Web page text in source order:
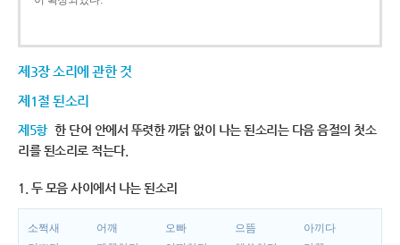
제3장 소리에 관한 것
제1절 된소리
제5항 한 단어 안에서 뚜렷한 까닭 없이 나는 된소리는 다음 음절의 첫소
리를 된소리로 적는다.
1. 두 모음 사이에서 나는 된소리
소쩍새 어깨 오빠 으뜸
아끼다